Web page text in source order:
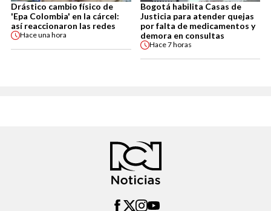
Drástico cambio físico de
'Epa Colombia' en la cárcel:
así reaccionaron las redes
Haceuna hora
Bogotá habilita Casas de
Justicia para atender quejas
por falta de medicamentos y
demora en consultas
Hace7 horas